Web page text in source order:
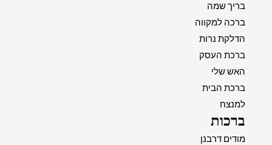
בריך שמה
ברכה למקווה
הדלקת נרות
ברכת העסק
האש שלי
ברכת הבית
למנצח
ברכות
מודים דרבנן